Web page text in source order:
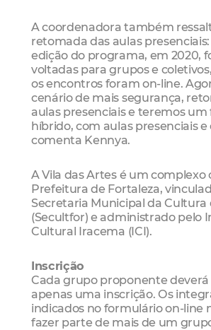
A coordenadora também
retomada das aulas
edição do programa, em 2020,
voltadas para grupos e
os encontros foram on-line.
cenário de mais segurança,
aulas presenciais e teremos
híbrido, com aulas presenciais e
comenta Kennya.
A Vila das Artes é um complexo
Prefeitura de Fortaleza,
Secretaria Municipal da Cultura
(Secultfor) e administrado pelo
Cultural Iracema (ICI).
Inscrição
Cada grupo proponente deverá
apenas uma inscrição. Os
indicados no formulário on-line
fazer parte de mais de um